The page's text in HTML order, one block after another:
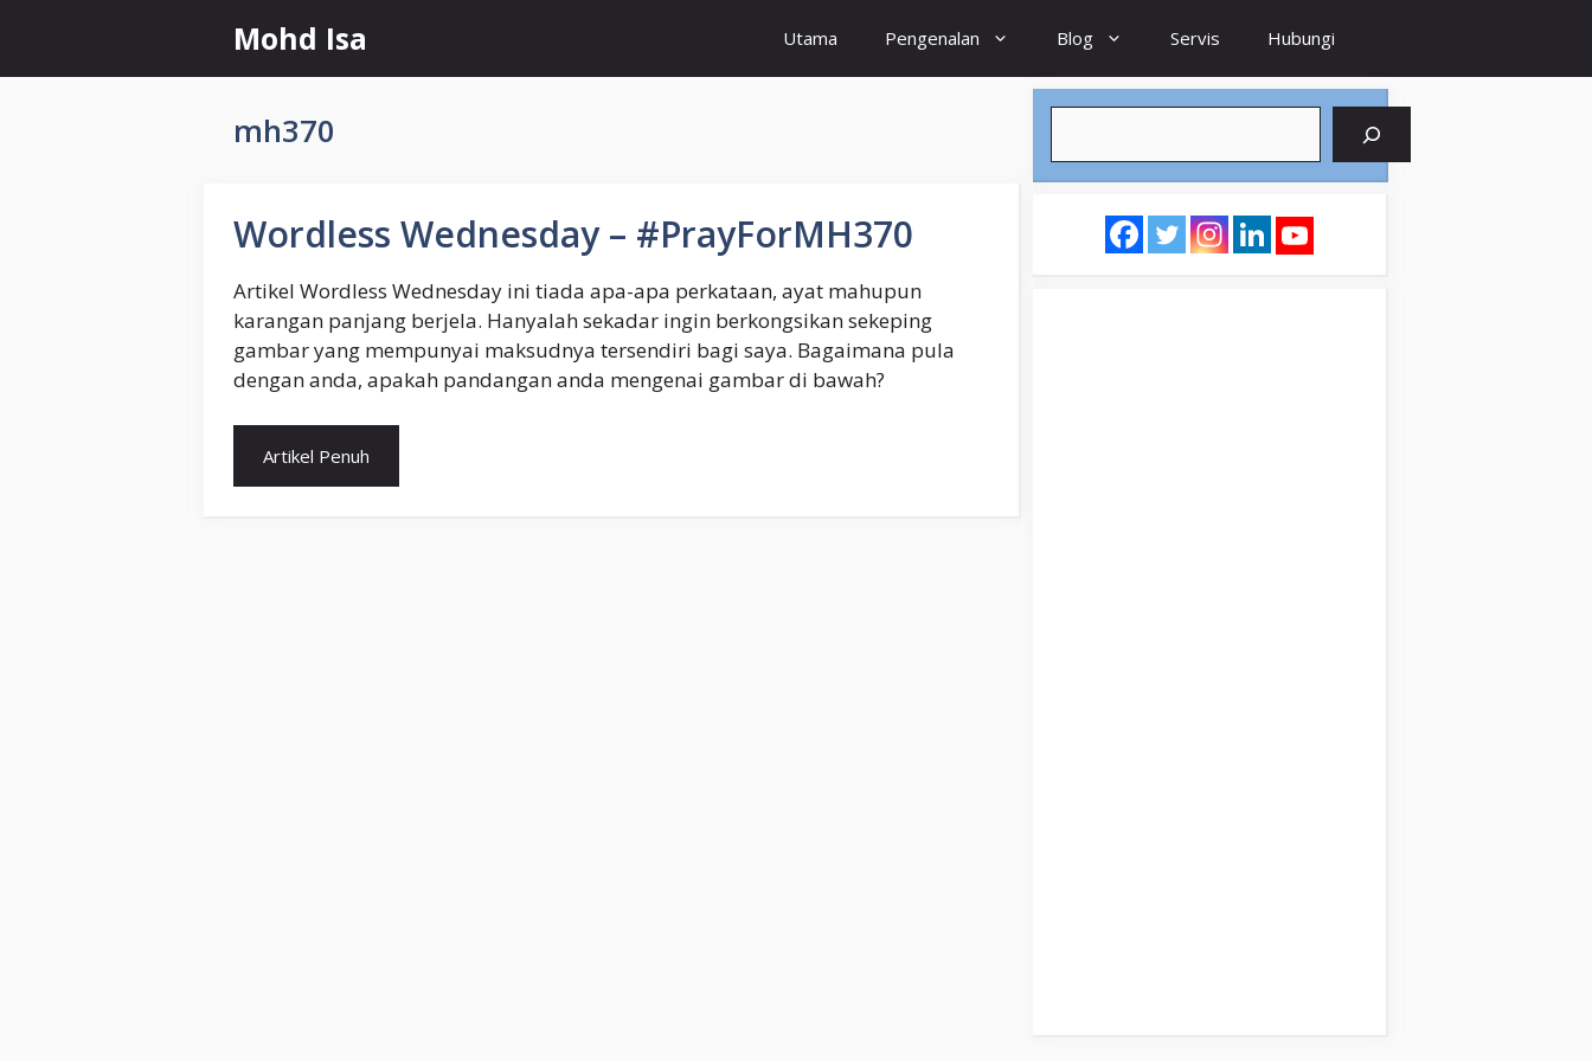
content
Mohd Isa Utama Pengenalan Blog Servis Hubungi
mh370
Wordless Wednesday – #PrayForMH370
Artikel Wordless Wednesday ini tiada apa-apa perkataan, ayat mahupun
karangan panjang berjela. Hanyalah sekadar ingin berkongsikan sekeping
gambar yang mempunyai maksudnya tersendiri bagi saya. Bagaimana pula
dengan anda, apakah pandangan anda mengenai gambar di bawah?
Artikel Penuh